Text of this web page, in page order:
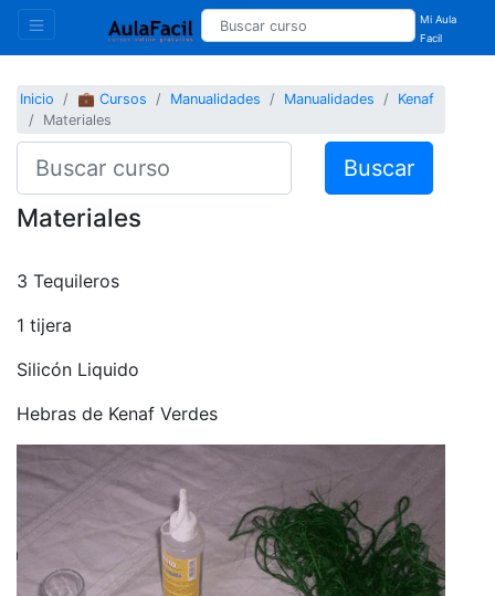
Mi Aula
Facil
Inicio 💼 Cursos Manualidades Manualidades
Kenaf
Materiales
Buscar
Materiales
3 Tequileros
1 tijera
Silicón Liquido
Hebras de Kenaf Verdes